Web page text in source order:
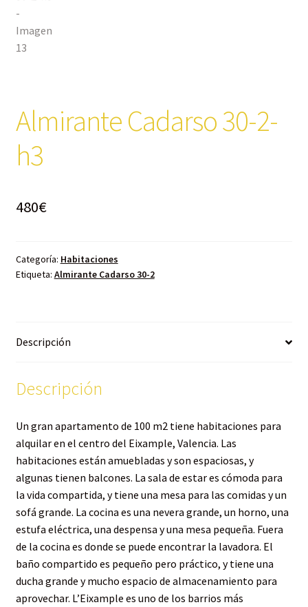
Almirante Cadarso 30-2-
h3
480€
Categoría: Habitaciones
Etiqueta: Almirante Cadarso 30-2
Descripción
Descripción
Un gran apartamento de 100 m2 tiene habitaciones para
alquilar en el centro del Eixample, Valencia. Las
habitaciones están amuebladas y son espaciosas, y
algunas tienen balcones. La sala de estar es cómoda para
la vida compartida, y tiene una mesa para las comidas y un
sofá grande. La cocina es una nevera grande, un horno, una
estufa eléctrica, una despensa y una mesa pequeña. Fuera
de la cocina es donde se puede encontrar la lavadora. El
baño compartido es pequeño pero práctico, y tiene una
ducha grande y mucho espacio de almacenamiento para
aprovechar. L’Eixample es uno de los barrios más